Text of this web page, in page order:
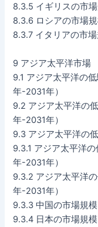
8.3.5 イギリスの市
8.3.6 ロシアの市場
8.3.7 イタリアの市
9 アジア太平洋市場
9.1 アジア太平洋の
年-2031年）
9.2 アジア太平洋の
年-2031年）
9.3 アジア太平洋の
9.3.1 アジア太平洋
年-2031年）
9.3.2 アジア太平洋
年-2031年）
9.3.3 中国の市場規
9.3.4 日本の市場規